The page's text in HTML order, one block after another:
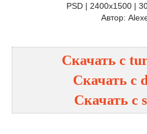
PSD | 2400x1500 |
Автор:
Скачать с
Скачать с
Скачать с